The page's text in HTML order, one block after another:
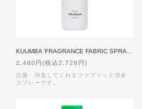
2,480円(税込2,728円)
抗菌・消臭してくれるファブリック消臭
スプレーです。